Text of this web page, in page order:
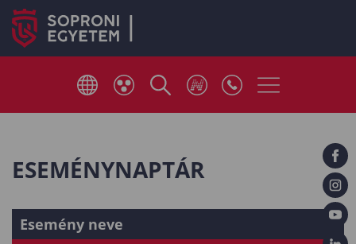
ESEMÉNYNAPTÁR
Esemény neve